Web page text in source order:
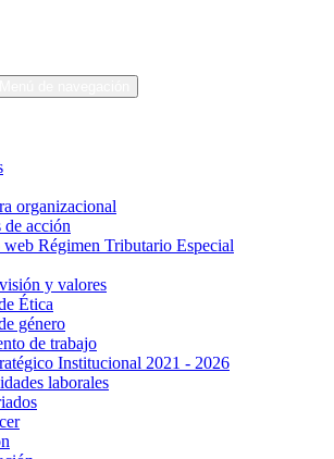
organizacional
acción
web Régimen Tributario Especial
y valores
Ética
género
de trabajo
Institucional 2021 - 2026
laborales